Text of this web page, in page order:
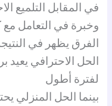
في المقابل التلميع
وخبرة في التعامل
الفرق يظهر في
الحل الاحترافي يعيد
لفترة أطول
بينما الحل المنزلي